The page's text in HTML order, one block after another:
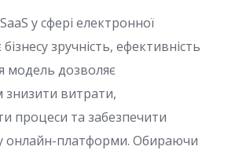
у сфері електронної
зручність, ефективність
модель дозволяє
знизити витрати,
процеси та забезпечити
онлайн-платформи. Обираючи